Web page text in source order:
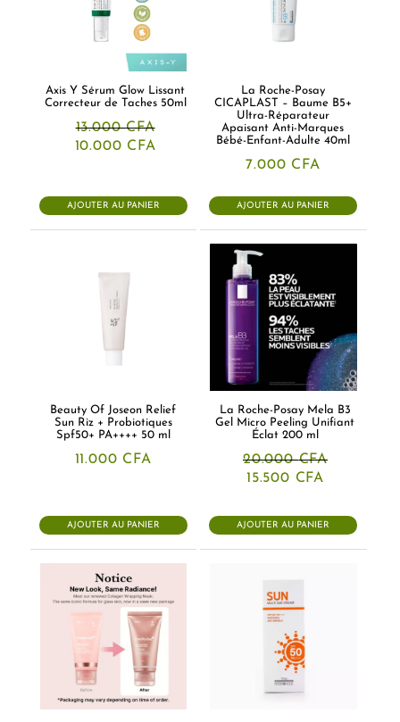
Axis Y Sérum Glow Lissant
Correcteur de Taches 50ml
13.000CFA
Le
13.000 CFA.
10.000 CFA
10.000 CFA.
AJOUTER AU PANIER
La Roche-Posay
CICAPLAST – Baume B5+
Ultra-Réparateur
Apaisant Anti-Marques
Bébé-Enfant-Adulte 40ml
7.000 CFA
AJOUTER AU PANIER
Beauty Of Joseon Relief
Sun Riz + Probiotiques
Spf50+ PA++++ 50 ml
11.000 CFA
AJOUTER AU PANIER
La Roche-Posay Mela B3
Gel Micro Peeling Unifiant
Éclat 200 ml
20.000CFA
Le
était :
20.000 CFA.
15.500 CFA
est :
15.500
AJOUTER AU PANIER